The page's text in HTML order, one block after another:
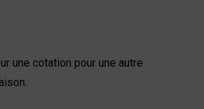
une cotation pour une autre